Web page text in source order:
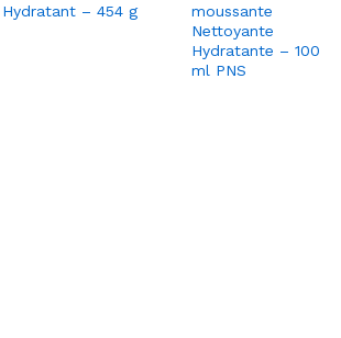
Hydratant – 454 g
moussante
Nettoyante
Hydratante – 100
ml PNS